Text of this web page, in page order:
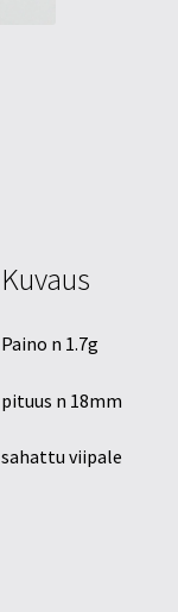
Kuvaus
Paino n 1.7g
pituus n 18mm
sahattu viipale